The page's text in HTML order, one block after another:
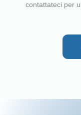
contattateci per